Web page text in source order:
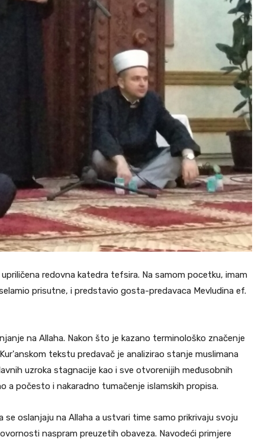
redovna katedra tefsira. Na samom pocetku, imam
prisutne, i predstavio gosta-predavaca Mevludina ef.
na Allaha. Nakon što je kazano terminološko značenje
tekstu predavač je analizirao stanje muslimana
uzroka stagnacije kao i sve otvorenijih međusobnih
a počesto i nakaradno tumačenje islamskih propisa.
se oslanjaju na Allaha a ustvari time samo prikrivaju svoju
naspram preuzetih obaveza. Navodeći primjere